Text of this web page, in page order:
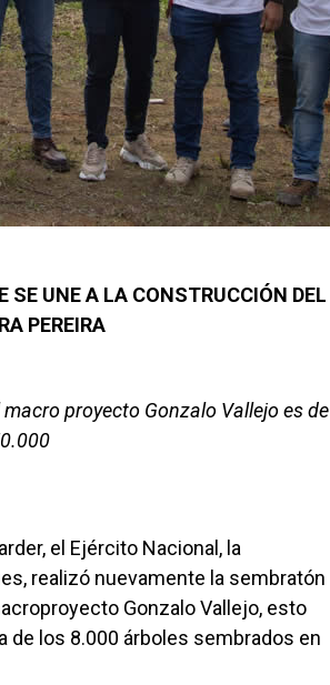
SE UNE A LA CONSTRUCCIÓN DEL
PEREIRA
proyecto Gonzalo Vallejo es de
el Ejército Nacional, la
realizó nuevamente la sembratón
Gonzalo Vallejo, esto
de los 8.000 árboles sembrados en